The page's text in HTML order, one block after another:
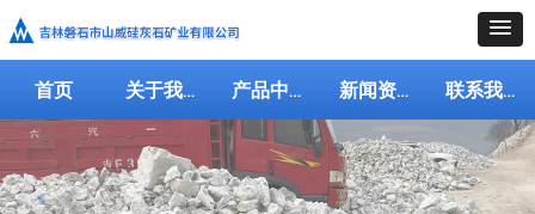
首页 关于我们 产品中心 新闻资讯 联系我们